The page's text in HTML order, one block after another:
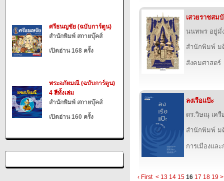
ศรีธนญชัย (ฉบับการ์ตูน)
สำนักพิมพ์ สกายบุ๊คส์
เปิดอ่าน 168 ครั้ง
พระอภัยมณี (ฉบับการ์ตูน)
4 สีทั้งเล่ม
สำนักพิมพ์ สกายบุ๊คส์
เปิดอ่าน 160 ครั้ง
เสวยราชสม
นนทพร อยู่มั่
สำนักพิมพ์ ม
สังคมศาสตร์
ลงเรือแป๊ะ
ดร.วิษณุ เครื
สำนักพิมพ์ ม
การเมืองแล
‹ First < 13 14 15 16 17 18 19 >